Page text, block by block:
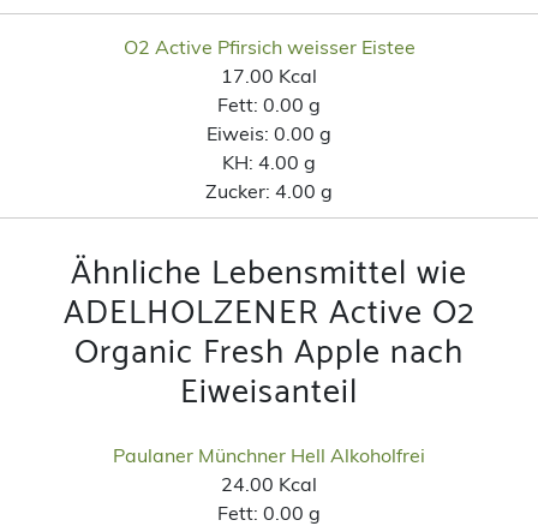
O2 Active Pfirsich weisser Eistee
17.00 Kcal
Fett: 0.00 g
Eiweis: 0.00 g
KH: 4.00 g
Zucker: 4.00 g
Ähnliche Lebensmittel wie
ADELHOLZENER Active O2
Organic Fresh Apple nach
Eiweisanteil
Paulaner Münchner Hell Alkoholfrei
24.00 Kcal
Fett: 0.00 g